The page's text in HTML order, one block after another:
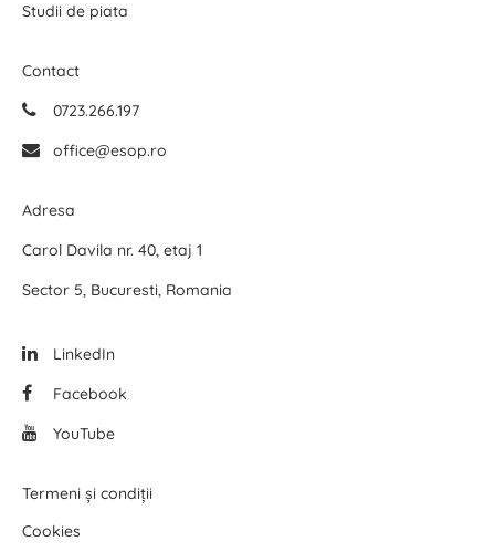
Studii de piata
Contact
0723.266.197
office@esop.ro
Adresa
Carol Davila nr. 40, etaj 1
Sector 5, Bucuresti, Romania
LinkedIn
Facebook
YouTube
Termeni și condiții
Cookies